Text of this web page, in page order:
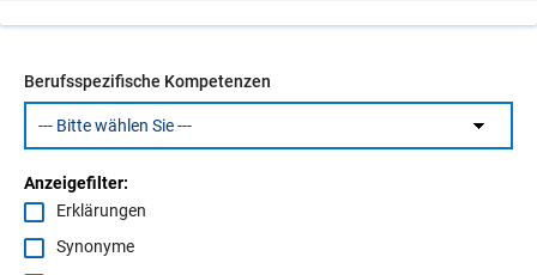
Berufsspezifische Kompetenzen
Anzeigefilter:
Erklärungen
Synonyme